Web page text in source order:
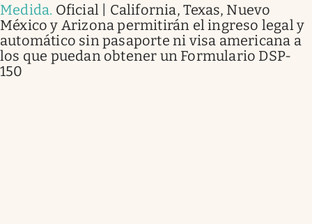
Medida. Oficial | California, Texas, Nuevo
México y Arizona permitirán el ingreso legal y
automático sin pasaporte ni visa americana a
los que puedan obtener un Formulario DSP-
150